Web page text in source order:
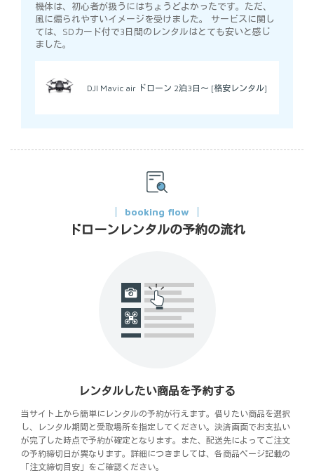
機体は、初心者が扱うにはちょうどよかったです。ただ、
風に煽られやすいイメージを受けました。 サービスに関し
ては、SDカード付で3日間のレンタルはとても安いと感じ
ました。
DJI Mavic air ドローン 2泊3日～ [格安レンタル]
booking flow
ドローンレンタルの予約の流れ
レンタルしたい商品を予約する
当サイト上から簡単にレンタルの予約が行えます。借りたい商品を選択
し、レンタル期間と受取場所を指定してください。決済画面でお支払い
が完了した時点で予約が確定となります。また、配送先によってご注文
の予約締切日が異なります。詳細につきましては、各商品ページ記載の
「注文締切目安」をご確認ください。